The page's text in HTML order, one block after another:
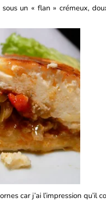
un « flan » crémeux, doux
car j’ai l’impression qu’il